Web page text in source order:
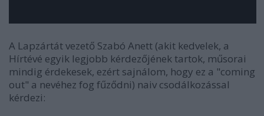
A Lapzártát vezető Szabó Anett (akit kedvelek, a
Hírtévé egyik legjobb kérdezőjének tartok, műsorai
mindig érdekesek, ezért sajnálom, hogy ez a "coming
out" a nevéhez fog fűződni) naiv csodálkozással
kérdezi: